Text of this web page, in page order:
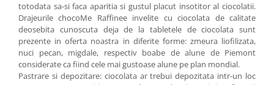
totodata sa-si faca aparitia si gustul placut insotitor al ciocolatii.
Drajeurile chocoMe Raffinee invelite cu ciocolata de calitate
deosebita cunoscuta deja de la tabletele de ciocolata sunt
prezente in oferta noastra in diferite forme: zmeura liofilizata,
nuci pecan, migdale, respectiv boabe de alune de Piemont
considerate ca fiind cele mai gustoase alune pe plan mondial.
Pastrare si depozitare: ciocolata ar trebui depozitata intr-un loc